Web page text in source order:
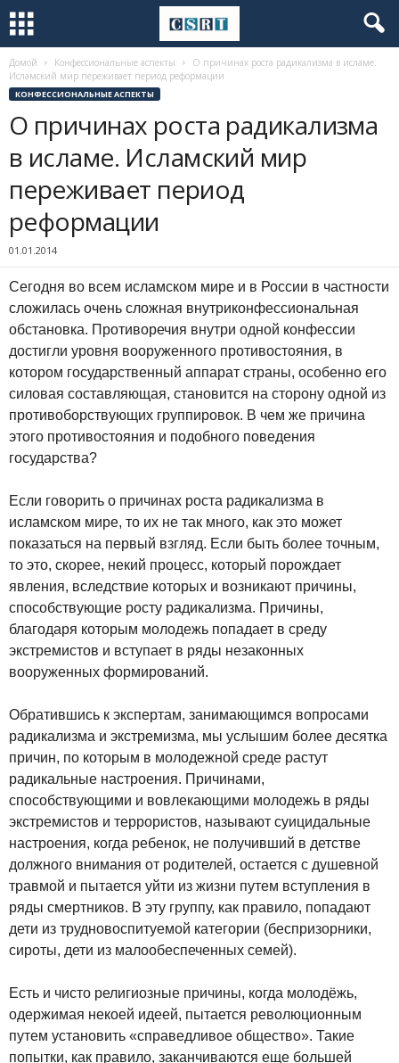
Домой Конфессиональные аспекты
О причинах роста радикализма в исламе.
Исламский мир переживает период реформации
КОНФЕССИОНАЛЬНЫЕ АСПЕКТЫ
О причинах роста радикализма
в исламе. Исламский мир
переживает период
реформации
01.01.2014
Сегодня во всем исламском мире и в России в частности
сложилась очень сложная внутриконфессиональная
обстановка. Противоречия внутри одной конфессии
достигли уровня вооруженного противостояния, в
котором государственный аппарат страны, особенно его
силовая составляющая, становится на сторону одной из
противоборствующих группировок. В чем же причина
этого противостояния и подобного поведения
государства?
Если говорить о причинах роста радикализма в
исламском мире, то их не так много, как это может
показаться на первый взгляд. Если быть более точным,
то это, скорее, некий процесс, который порождает
явления, вследствие которых и возникают причины,
способствующие росту радикализма. Причины,
благодаря которым молодежь попадает в среду
экстремистов и вступает в ряды незаконных
вооруженных формирований.
Обратившись к экспертам, занимающимся вопросами
радикализма и экстремизма, мы услышим более десятка
причин, по которым в молодежной среде растут
радикальные настроения. Причинами,
способствующими и вовлекающими молодежь в ряды
экстремистов и террористов, называют суицидальные
настроения, когда ребенок, не получивший в детстве
должного внимания от родителей, остается с душевной
травмой и пытается уйти из жизни путем вступления в
ряды смертников. В эту группу, как правило, попадают
дети из трудновоспитуемой категории (беспризорники,
сироты, дети из малообеспеченных семей).
Есть и чисто религиозные причины, когда молодёжь,
одержимая некоей идеей, пытается революционным
путем установить «справедливое общество». Такие
попытки, как правило, заканчиваются еще большей